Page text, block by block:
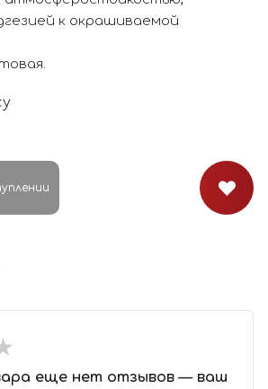
к окрашиваемой
еще нет отзывов — ваш